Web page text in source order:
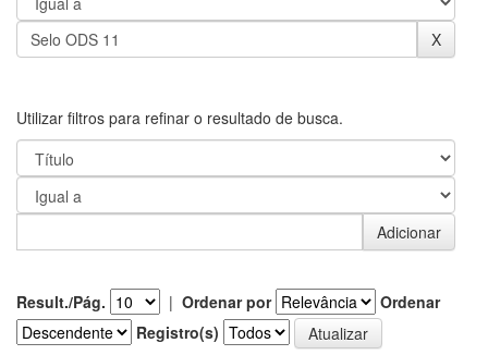
Utilizar filtros para refinar o resultado de busca.
Result./Pág. | Ordenar por
Ordenar
Registro(s)